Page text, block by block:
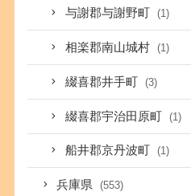
与謝郡与謝野町 (1)
相楽郡南山城村 (1)
綴喜郡井手町 (3)
綴喜郡宇治田原町 (1)
船井郡京丹波町 (1)
兵庫県 (553)